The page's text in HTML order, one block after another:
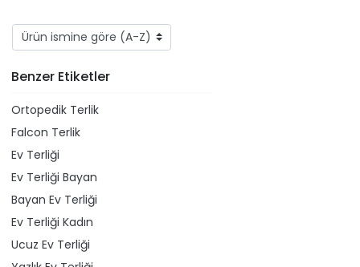
Benzer Etiketler
Ortopedik Terlik
Falcon Terlik
Ev Terliği
Ev Terliği Bayan
Bayan Ev Terliği
Ev Terliği Kadın
Ucuz Ev Terliği